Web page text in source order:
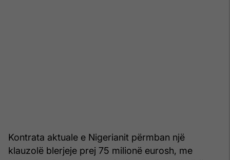
Kontrata aktuale e Nigerianit përmban një
klauzolë blerjeje prej 75 milionë eurosh, me